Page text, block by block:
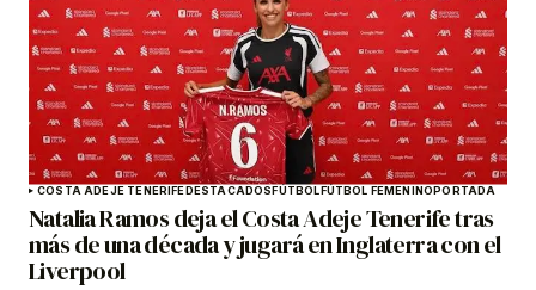
COSTA ADEJE TENERIFEDESTACADOSFÚTBOLFÚTBOL FEMENINOPORTADA
Natalia Ramos deja el Costa Adeje Tenerife tras
más de una década y jugará en Inglaterra con el
Liverpool